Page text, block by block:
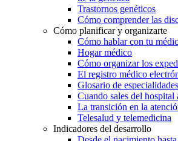
Trastornos genéticos
Cómo comprender las
Cómo planificar y organizarte
Cómo hablar con tu
Hogar médico
Cómo organizar los
El registro médico
Glosario de
Cuando sales del hospital
La transición en la
Telesalud y telemedicina
Indicadores del desarrollo